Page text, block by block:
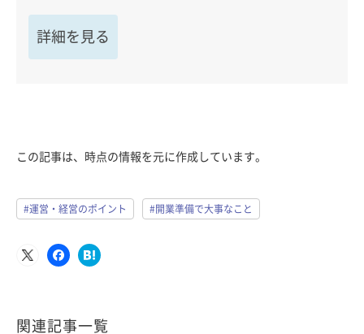
詳細を見る
この記事は、時点の情報を元に作成しています。
#運営・経営のポイント #開業準備で大事なこと
関連記事一覧